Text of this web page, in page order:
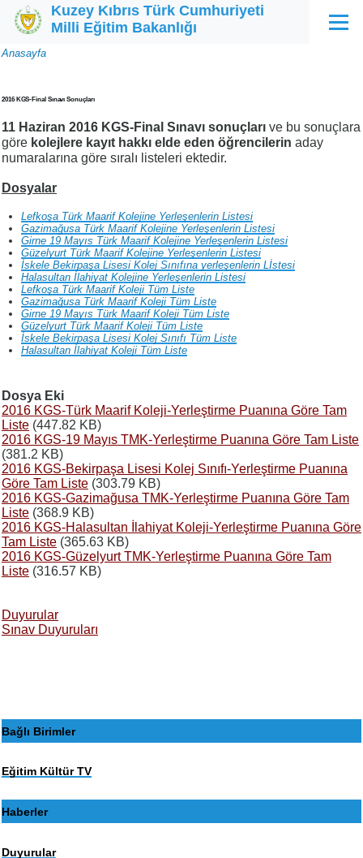
Ana içeriğe atla
Kuzey Kıbrıs Türk Cumhuriyeti
Milli Eğitim Bakanlığı
Menü
Sayfa
Anasayfa
2016 KGS-Final Sınavı Sonuçları
11 Haziran 2016 KGS-Final Sınavı sonuçları ve bu sonuçlara
göre kolejlere kayıt hakkı elde eden öğrencilerin aday
numaralarına göre sıralı listeleri ektedir.
Dosyalar
Lefkoşa Türk Maarif Kolejine Yerleşenlerin Listesi
Gazimağusa Türk Maarif Kolejine Yerleşenlerin Listesi
Girne 19 Mayıs Türk Maarif Kolejine Yerleşenlerin Listesi
Güzelyurt Türk Maarif Kolejine Yerleşenlerin Listesi
İskele Bekirpaşa Lisesi Kolej Sınıfına yerleşenlerin Lİstesi
Halasultan İlahiyat Kolejine Yerleşenlerin Listesi
Lefkoşa Türk Maarif Koleji Tüm Liste
Gazimağusa Türk Maarif Koleji Tüm Liste
Girne 19 Mayıs Türk Maarif Koleji Tüm Liste
Güzelyurt Türk Maarif Koleji Tüm Liste
İskele Bekirpaşa Lisesi Kolej Sınıfı Tüm Liste
Halasultan İlahiyat Koleji Tüm Liste
Dosya Eki
2016 KGS-Türk Maarif Koleji-Yerleştirme Puanına Göre Tam
Liste (447.82 KB)
2016 KGS-19 Mayıs TMK-Yerleştirme Puanına Göre Tam Liste
(381.2 KB)
2016 KGS-Bekirpaşa Lisesi Kolej Sınıfı-Yerleştirme Puanına
Göre Tam Liste (303.79 KB)
2016 KGS-Gazimağusa TMK-Yerleştirme Puanına Göre Tam
Liste (368.9 KB)
2016 KGS-Halasultan İlahiyat Koleji-Yerleştirme Puanına Göre
Tam Liste (365.63 KB)
2016 KGS-Güzelyurt TMK-Yerleştirme Puanına Göre Tam
Liste (316.57 KB)
Duyurular
Sınav Duyuruları
Bağlı Birimler
Eğitim Kültür TV
Haberler
Duyurular